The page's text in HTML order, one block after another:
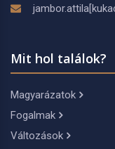
Mit hol találok?
Magyarázatok
Fogalmak
Változások